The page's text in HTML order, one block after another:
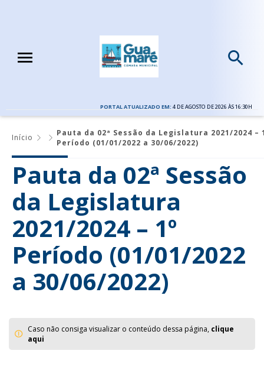
PORTAL ATUALIZADO EM: 4 DE AGOSTO DE 2026 ÀS 16:30H
Início
Pauta da 02ª Sessão da Legislatura 2021/2024 –
Período (01/01/2022 a 30/06/2022)
Pauta da 02ª Sessão
da Legislatura
2021/2024 – 1º
Período (01/01/2022
a 30/06/2022)
Caso não consiga visualizar o conteúdo dessa página, clique
aqui